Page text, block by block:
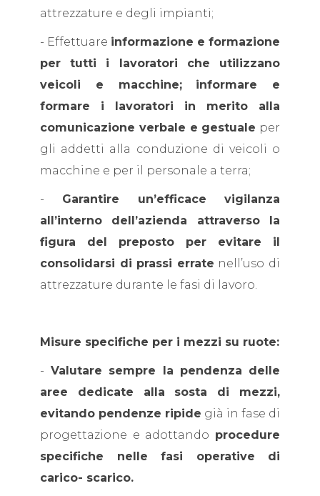
attrezzature e degli impianti;
- Effettuare informazione e formazione
per tutti i lavoratori che utilizzano
veicoli e macchine;
informare e
formare i lavoratori in merito alla
comunicazione verbale e gestuale per
gli addetti alla conduzione di veicoli o
macchine e per il personale a terra;
- Garantire un’efficace vigilanza
all’interno dell’azienda attraverso la
figura del preposto per evitare il
consolidarsi di prassi errate nell’uso di
attrezzature durante le fasi di lavoro.
Misure specifiche per i mezzi su ruote:
- Valutare sempre la pendenza delle
aree dedicate alla sosta di mezzi,
evitando pendenze ripide già in fase di
progettazione e adottando procedure
specifiche nelle fasi operative di
carico- scarico.